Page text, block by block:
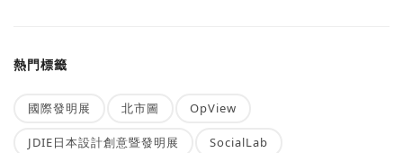
熱門標籤
國際發明展 北市圖 OpView
JDIE日本設計創意暨發明展 SocialLab